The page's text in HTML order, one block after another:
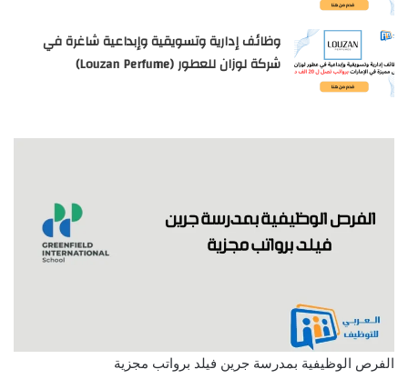
وظائف إدارية وتسويقية وإبداعية شاغرة في
شركة لوزان للعطور (Louzan Perfume)
الفرص الوظيفية بمدرسة جرين فيلد برواتب مجزية